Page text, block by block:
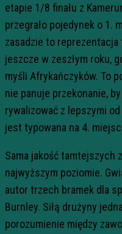
etapie 1/8 finału z
przegrało pojedynek o 1.
zasadzie to
jeszcze w zeszłym roku,
myśli Afrykańczyków. To
nie panuje przekonanie, by
rywalizować z lepszymi
jest typowana na 4.
Sama jakość tamtejszych
najwyższym poziomie.
autor trzech bramek dla
Burnley. Siłą drużyny
porozumienie między